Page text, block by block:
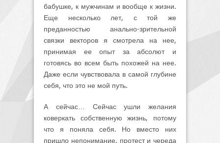
бабушке, к мужчинам и вообще к жизни.
Еще несколько лет, с той же
преданностью анально-зрительной
связки векторов я смотрела на нее,
принимая ее опыт за абсолют и
готовясь во всем быть похожей на нее.
Даже если чувствовала в самой глубине
себя, что это не мой путь.
А сейчас… Сейчас ушли желания
коверкать собственную жизнь, потому
что я поняла себя. Но вместо них
пришло непонимание, протест и череда